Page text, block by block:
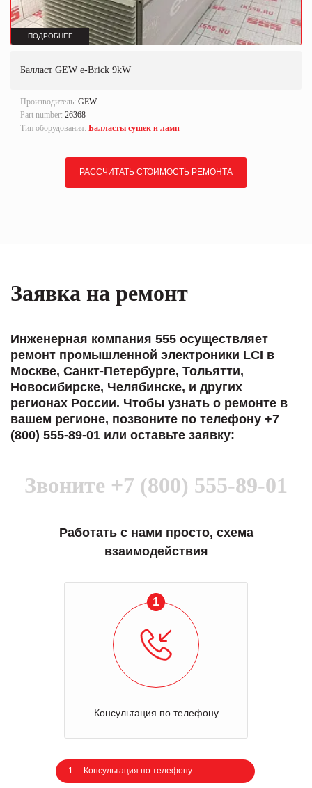
ПОДРОБНЕЕ
Балласт GEW e-Brick 9kW
Производитель: GEW
Part number: 26368
Тип оборудования: Балласты сушек и ламп
РАССЧИТАТЬ СТОИМОСТЬ РЕМОНТА
Заявка на ремонт
Инженерная компания 555 осуществляет
ремонт промышленной электроники LCI в
Москве, Санкт-Петербурге, Тольятти,
Новосибирске, Челябинске, и других
регионах России. Чтобы узнать о ремонте в
вашем регионе, позвоните по телефону +7
(800) 555-89-01 или оставьте заявку:
Звоните +7 (800) 555-89-01
Работать с нами просто, схема
взаимодействия
1
Консультация по телефону
1 Консультация по телефону